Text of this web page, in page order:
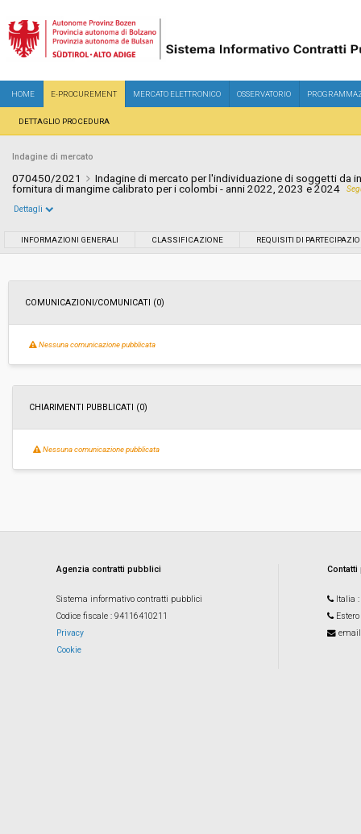
HOME E-PROCUREMENT MERCATO ELETTRONICO OSSERVATORIO
DETTAGLIO PROCEDURA
Indagine di mercato
070450/2021
Indagine di mercato per l'individuazione di soggetti da
fornitura di mangime calibrato per i colombi - anni 2022, 2023 e 2024
Svolgimento:
Importo a base di gara soggetto a
ribasso:
Dettagli
INFORMAZIONI GENERALI CLASSIFICAZIONE REQUISITI DI
COMUNICAZIONI/COMUNICATI (0)
Nessuna comunicazione pubblicata
CHIARIMENTI PUBBLICATI (0)
Nessuna comunicazione pubblicata
Agenzia contratti pubblici
Sistema informativo contratti pubblici
Codice fiscale : 94116410211
Privacy
Cookie
Italia
Estero
email